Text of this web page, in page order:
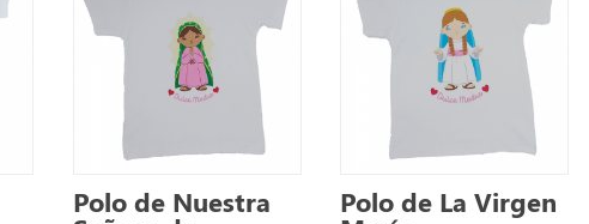
Polo de Nuestra Polo de La Virgen